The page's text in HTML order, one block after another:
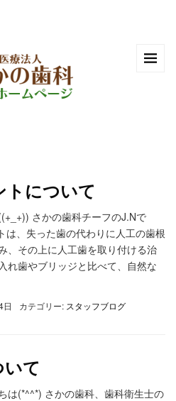
トについて
さかの歯科チーフのJ.Nで
、失った歯の代わりに人工の歯根
、その上に人工歯を取り付ける治
れ歯やブリッジと比べて、自然な
日 カテゴリー: スタッフブログ
て
は(*^^*) さかの歯科、歯科衛生士の